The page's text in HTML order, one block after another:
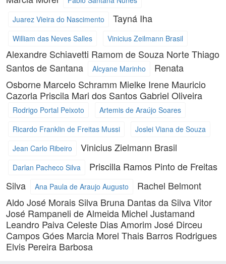
Juarez Vieira do Nascimento
Tayná Iha
William das Neves Salles Vinicius Zeilmann Brasil
Alexandre Schiavetti Ramom de Souza NorteThiago
Santos de Santana
Alcyane Marinho
Renata
Osborne Marcelo Schramm Mielke Irene Mauricio
Cazorla Priscila Mari dos SantosGabriel Oliveira
Rodrigo Portal Peixoto
Artemis de Araújo Soares
Ricardo Franklin de Freitas Mussi
Joslei Viana de Souza
Jean Carlo Ribeiro
Vinicius Zielmann Brasil
Darlan Pacheco Silva
Priscilla Ramos Pinto de Freitas
Silva
Ana Paula de Araujo Augusto
Rachel Belmont
Aldo José Morais Silva Bruna Dantas da SilvaVitor
José Rampaneli de Almeida Michel Justamand
Leandro Paiva Celeste Dias Amorim José Dirceu
Campos Góes Marcia Morel Thais Barros Rodrigues
Elvis Pereira Barbosa